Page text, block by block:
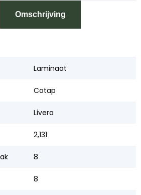
Omschrijving
Laminaat
Cotap
Livera
2,131
8
8